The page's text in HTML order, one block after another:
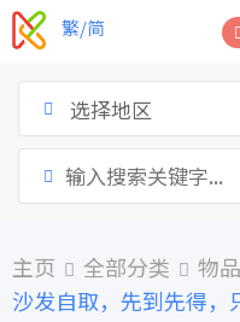
跳
到
繁/简
选择地区
主页 全部分类 物
沙发自取，先到先得，